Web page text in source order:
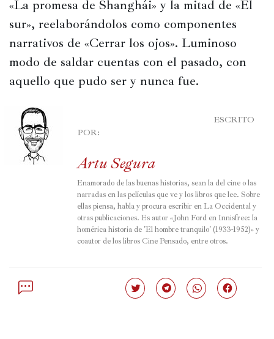
«La promesa de Shanghái» y la mitad de «El
sur», reelaborándolos como componentes
narrativos de «Cerrar los ojos». Luminoso
modo de saldar cuentas con el pasado, con
aquello que pudo ser y nunca fue.
POR:
Artu Segura
Enamorado de las buenas historias, sean la del cine o las
narradas en las películas que ve y los libros que lee. Sobre
ellas piensa, habla y procura escribir en La Occidental y
otras publicaciones. Es autor «John Ford en Innisfree: la
homérica historia de 'El hombre tranquilo' (1933-1952)» y
coautor de los libros Cine Pensado, entre otros.
Haz Haz Haz Haz